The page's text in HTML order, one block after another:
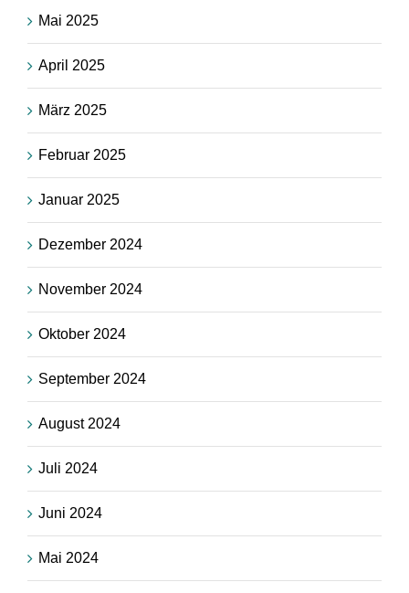
Mai 2025
April 2025
März 2025
Februar 2025
Januar 2025
Dezember 2024
November 2024
Oktober 2024
September 2024
August 2024
Juli 2024
Juni 2024
Mai 2024